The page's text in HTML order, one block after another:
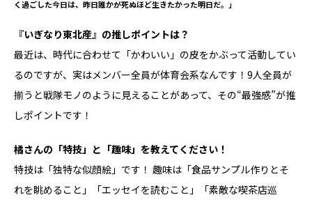
く過ごした今日は、昨日誰かが死ぬほど生きたかった明日だ。」
――『いぎなり東北産』の推しポイントは？
最近は、時代に合わせて「かわいい」の皮をかぶって活動してい
るのですが、実はメンバー全員が体育会系なんです！9人全員が
揃うと戦隊モノのように見えることがあって、その“最強感”が推
しポイントです！
――橘さんの「特技」と「趣味」を教えてください！
特技は「独特な似顔絵」です！ 趣味は「食品サンプル作りとそ
れを眺めること」「エッセイを読むこと」「素敵な喫茶店巡